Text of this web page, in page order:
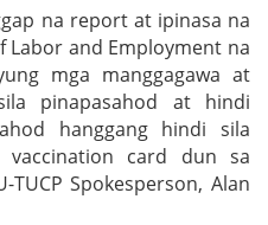
na report at ipinasa na
and Employment na
mga manggagawa at
pinapasahod at hindi
hanggang hindi sila
vaccination card dun sa
TUCP Spokesperson, Alan